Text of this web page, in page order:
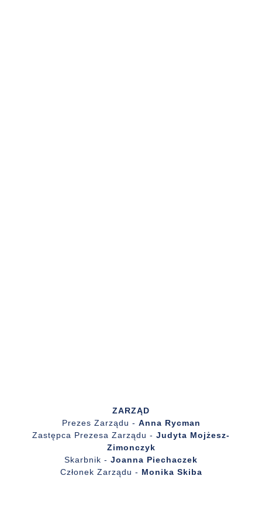
ZARZĄD
Prezes Zarządu - Anna Rycman
Zastępca Prezesa Zarządu - Judyta Mojżesz-
Zimonczyk
Skarbnik - Joanna Piechaczek
Członek Zarządu - Monika Skiba